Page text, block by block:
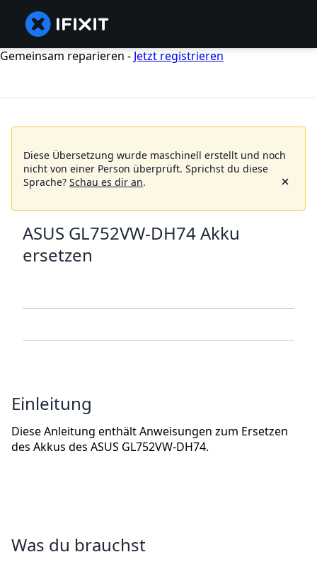
Gemeinsam reparieren - Jetzt registrieren
Diese Übersetzung wurde maschinell erstellt und noch
nicht von einer Person überprüft. Sprichst du diese
Sprache? Schau es dir an.
ASUS GL752VW-DH74 Akku
ersetzen
Einleitung
Diese Anleitung enthält Anweisungen zum Ersetzen
des Akkus des ASUS GL752VW-DH74.
Was du brauchst